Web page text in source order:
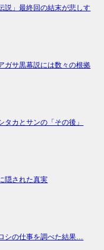
説」最終回の結末が悲しす
ガサ黒幕説には数々の根拠
カとサンの「その後」
隠された真実
シの仕事を調べた結果…